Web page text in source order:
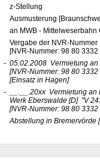
z-Stellung
Ausmusterung
an MWB -
Vergabe der NVR-Nummer
[NVR-Nummer: 98 80
- 05.02.2008 Vermietung
[NVR-Nummer: 98 80
[Einsatz in Hagen]
- __.__.20xx Vermietung an
Werk Eberswalde [D] "V
[NVR-Nummer: 98 80
Abstellung in Bremervörde